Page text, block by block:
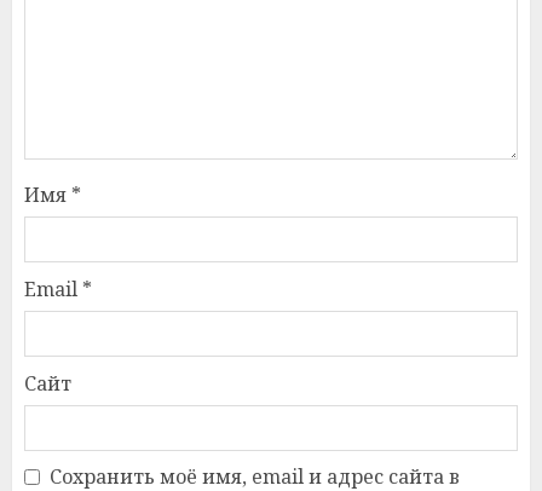
Имя *
Email *
Сайт
Сохранить моё имя, email и адрес сайта в